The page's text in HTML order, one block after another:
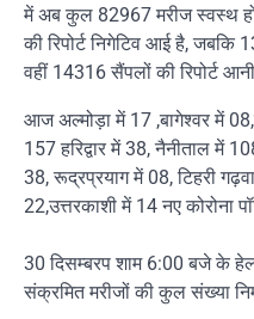
में अब कुल 82967 मरीज स्वस्थ
की रिपोर्ट निगेटिव आई है,
वहीं 14316 सैंपलों की रिपोर्ट
आज अल्मोड़ा में 17 ,बागेश्वर में
157 हरिद्वार में 38, नैनीताल में
38, रूद्रप्रयाग में 08, टिहरी
22,उत्तरकाशी में 14 नए कोरोना
30 दिसम्बरप शाम 6:00 बजे के
संक्रमित मरीजों की कुल संख्या